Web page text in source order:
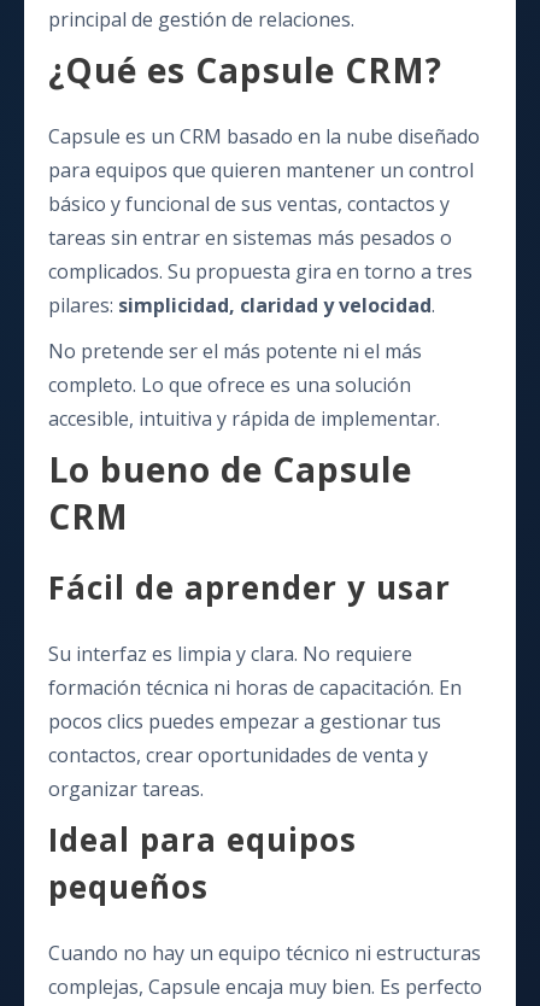
principal de gestión de relaciones.
¿Qué es Capsule CRM?
Capsule es un CRM basado en la nube diseñado
para equipos que quieren mantener un control
básico y funcional de sus ventas, contactos y
tareas sin entrar en sistemas más pesados o
complicados. Su propuesta gira en torno a tres
pilares: simplicidad, claridad y velocidad.
No pretende ser el más potente ni el más
completo. Lo que ofrece es una solución
accesible, intuitiva y rápida de implementar.
Lo bueno de Capsule
CRM
Fácil de aprender y usar
Su interfaz es limpia y clara. No requiere
formación técnica ni horas de capacitación. En
pocos clics puedes empezar a gestionar tus
contactos, crear oportunidades de venta y
organizar tareas.
Ideal para equipos
pequeños
Cuando no hay un equipo técnico ni estructuras
complejas, Capsule encaja muy bien. Es perfecto